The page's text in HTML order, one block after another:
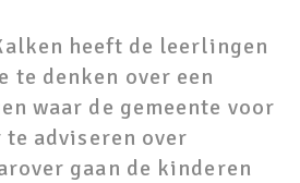
heeft de leerlingen
te denken over een
waar de gemeente voor
te adviseren over
gaan de kinderen